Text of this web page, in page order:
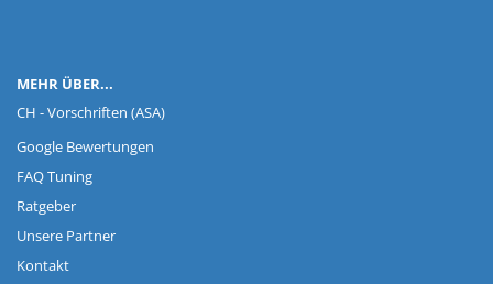
MEHR ÜBER...
CH - Vorschriften (ASA)
Google Bewertungen
FAQ Tuning
Ratgeber
Unsere Partner
Kontakt